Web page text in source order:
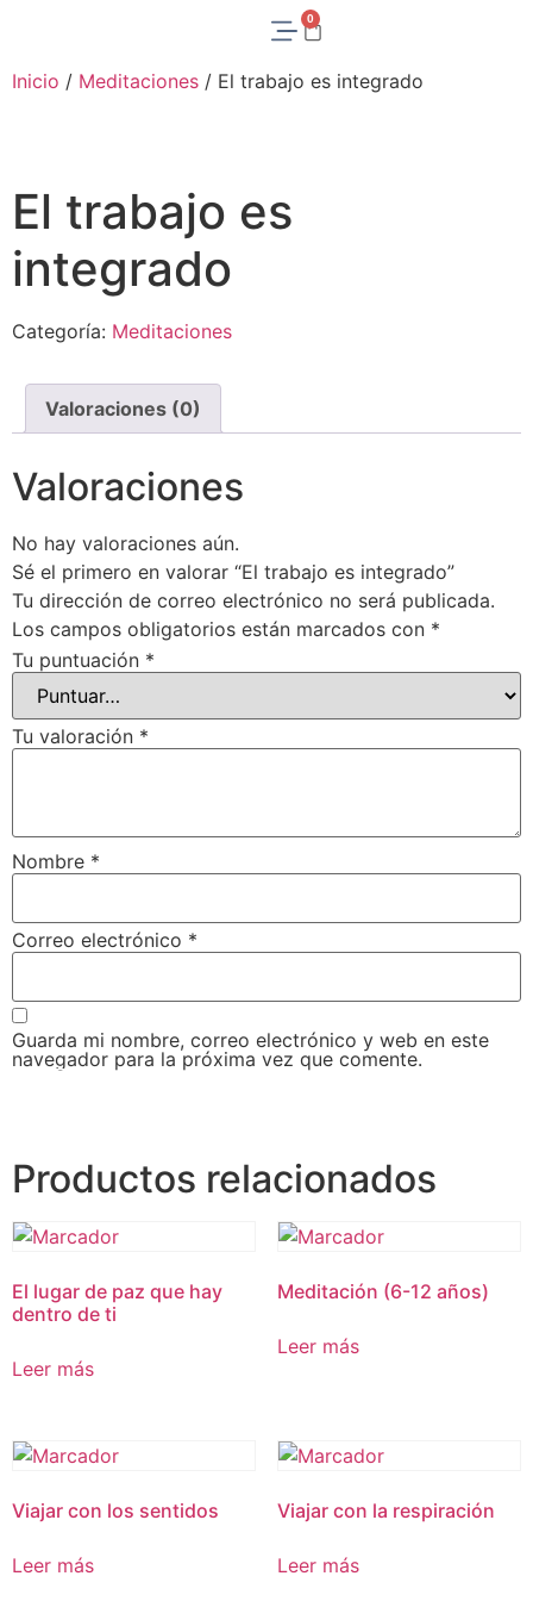
0
Inicio / Meditaciones / El trabajo es integrado
El trabajo es
integrado
Categoría: Meditaciones
Valoraciones (0)
Valoraciones
No hay valoraciones aún.
Sé el primero en valorar “El trabajo es integrado”
Tu dirección de correo electrónico no será publicada.
Los campos obligatorios están marcados con *
Tu puntuación *
Tu valoración *
Nombre *
Correo electrónico *
Guarda mi nombre, correo electrónico y web en este
navegador para la próxima vez que comente.
Productos relacionados
El lugar de paz que hay
dentro de ti
Leer más
Meditación (6-12 años)
Leer más
Viajar con los sentidos
Leer más
Viajar con la respiración
Leer más